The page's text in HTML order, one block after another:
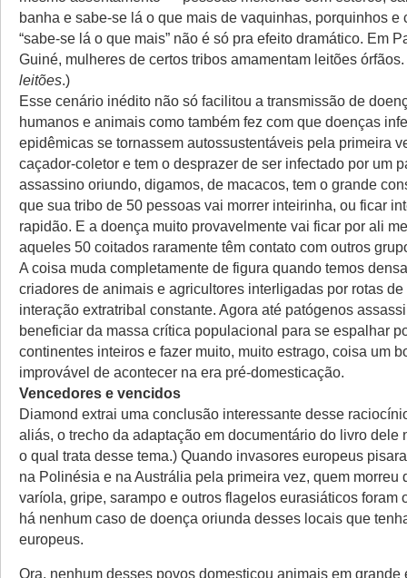
banha e sabe-se lá o que mais de vaquinhas, porquinhos e
“sabe-se lá o que mais” não é só pra efeito dramático. Em
Guiné, mulheres de certos tribos amamentam leitões
leitões.)
Esse cenário inédito não só facilitou a transmissão de
humanos e animais como também fez com que doenças
epidêmicas se tornassem autossustentáveis pela primeira
caçador-coletor e tem o desprazer de ser infectado por um
assassino oriundo, digamos, de macacos, tem o grande
que sua tribo de 50 pessoas vai morrer inteirinha, ou ficar
rapidão. E a doença muito provavelmente vai ficar por ali
aqueles 50 coitados raramente têm contato com outros
A coisa muda completamente de figura quando temos
criadores de animais e agricultores interligadas por rotas
interação extratribal constante. Agora até patógenos
beneficiar da massa crítica populacional para se espalhar
continentes inteiros e fazer muito, muito estrago, coisa um
improvável de acontecer na era pré-domesticação.
Vencedores e vencidos
Diamond extrai uma conclusão interessante desse
aliás, o trecho da adaptação em documentário do livro dele
o qual trata desse tema.) Quando invasores europeus
na Polinésia e na Austrália pela primeira vez, quem morreu
varíola, gripe, sarampo e outros flagelos eurasiáticos foram
há nenhum caso de doença oriunda desses locais que
europeus.
Ora, nenhum desses povos domesticou animais em grande